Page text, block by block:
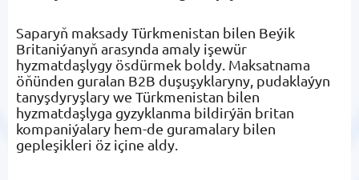
Saparyň maksady Türkmenistan bilen Beýik
Britaniýanyň arasynda amaly işewür
hyzmatdaşlygy ösdürmek boldy. Maksatnama
öňünden guralan B2B duşuşyklaryny, pudaklaýyn
tanyşdyryşlary we Türkmenistan bilen
hyzmatdaşlyga gyzyklanma bildirýän britan
kompaniýalary hem-de guramalary bilen
gepleşikleri öz içine aldy.